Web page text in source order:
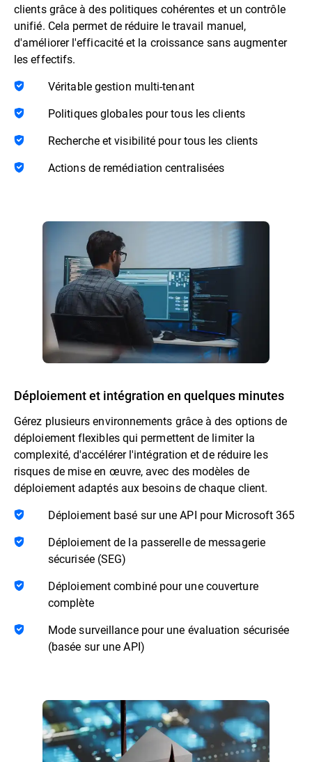
clients grâce à des politiques cohérentes et un contrôle
unifié. Cela permet de réduire le travail manuel,
d'améliorer l'efficacité et la croissance sans augmenter
les effectifs.
Véritable gestion multi-tenant
Politiques globales pour tous les clients
Recherche et visibilité pour tous les clients
Actions de remédiation centralisées
Déploiement et intégration en quelques minutes
Gérez plusieurs environnements grâce à des options de
déploiement flexibles qui permettent de limiter la
complexité, d'accélérer l'intégration et de réduire les
risques de mise en œuvre, avec des modèles de
déploiement adaptés aux besoins de chaque client.
Déploiement basé sur une API pour Microsoft 365
Déploiement de la passerelle de messagerie
sécurisée (SEG)
Déploiement combiné pour une couverture
complète
Mode surveillance pour une évaluation sécurisée
(basée sur une API)